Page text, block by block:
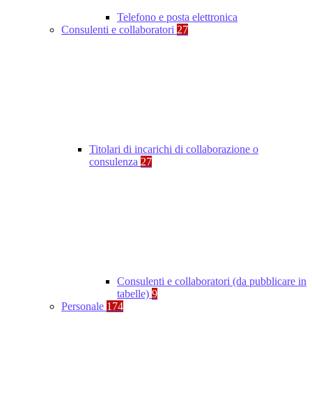
Telefono e posta elettronica
Consulenti e collaboratori 27
Titolari di incarichi di collaborazione o
consulenza 27
Consulenti e collaboratori (da pubblicare in
tabelle) 9
Personale 174